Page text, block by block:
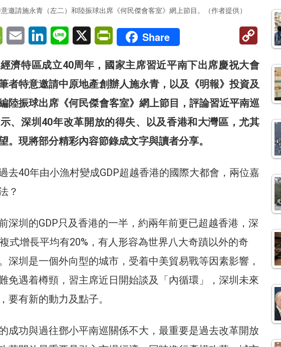
邀請施永青（左二）和陸振球出席《何民傑會客室》網上節目。（作者提供）
WeChatEmail LinkedInLine X PrintFriendly
Share
Copy
濟特區成立40周年，國家主席習近平南下出席慶祝大會
者特意邀請中原地產創辦人施永青，以及《明報》投資及
陸振球出席《何民傑會客室》網上節目，評論習近平南巡
、深圳40年改革開放的得失、以及香港和大灣區，尤其
。現將部分精彩內容節錄成文字與讀者分享。
去40年由小漁村變成GDP超越香港的國際大都會，兩位嘉
？
深圳的GDP只及香港的一半，約兩年前更已超越香港，深
式增長平均有20%，有人形容為世界八大奇蹟以外的奇
深圳是一個外向型的城市，受着中美貿易戰等因素影響，
免遇着樽頸，習主席近日開始談及「內循環」，深圳未來
要有新的動力及點子。
成功與過往鄧小平南巡關係不大，最重要是過去改革開放